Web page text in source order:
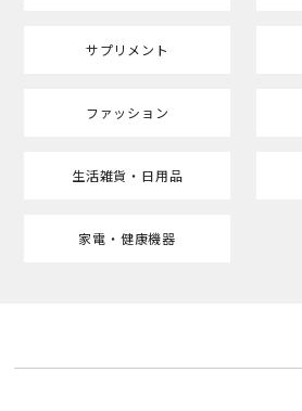
サプリメント
ファッション
生活雑貨・日用品
家電・健康機器